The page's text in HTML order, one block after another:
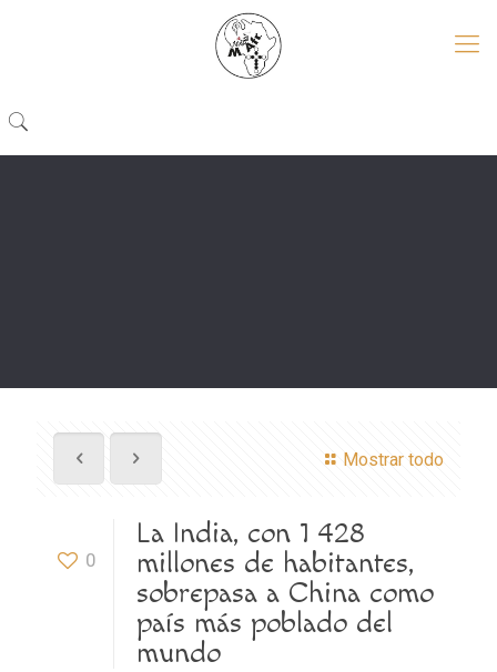
Mostrar todo
0
La India, con 1 428
millones de habitantes,
sobrepasa a China como
país más poblado del
mundo